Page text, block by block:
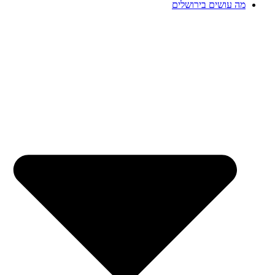
מה עושים בירושלים